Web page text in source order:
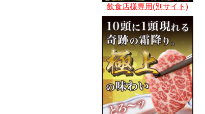
飲食店様専用(別サイト)